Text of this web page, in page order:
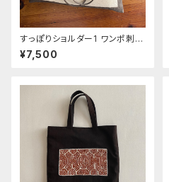
すっぽりショルダー1 ワンポ刺繍
白 シピボ族の泥染め
¥7,500